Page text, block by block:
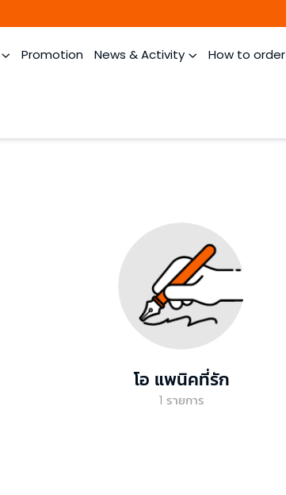
Promotion News & Activity How to order
โอ แพนิคที่รัก
1 รายการ